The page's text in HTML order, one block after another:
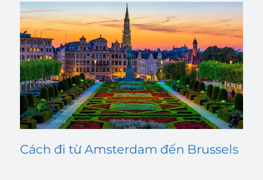
Cách đi từ Amsterdam đến Brussels